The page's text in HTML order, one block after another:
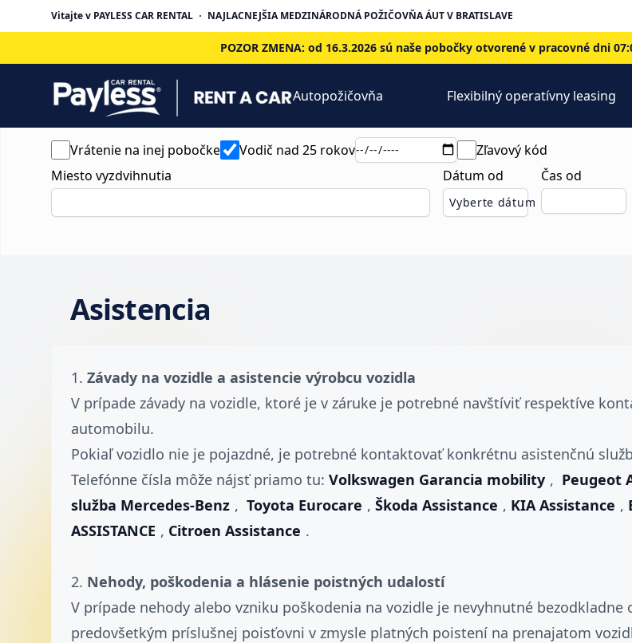
Vitajte v PAYLESS CAR RENTAL NAJLACNEJŠIA MEDZINÁRODNÁ POŽIČOVŇA ÁUT V BRATISLAVE
POZOR ZMENA: od 16.3.2026 sú naše pobočky otvorené v pracovné dni
Autopožičovňa Flexibilný operatívny leasing
Vrátenie na inej pobočke Vodič nad 25 rokov
Zľavový kód
Miesto vyzdvihnutia
Dátum od
Vyberte dátum
Čas od
Asistencia
1. Závady na vozidle a asistencie výrobcu vozidla
V prípade závady na vozidle, ktoré je v záruke je potrebné navštíviť respektíve
automobilu.
Pokiaľ vozidlo nie je pojazdné, je potrebné kontaktovať konkrétnu asistenčnú
Telefónne čísla môže nájsť priamo tu: Volkswagen Garancia mobility , Peugeot
služba Mercedes-Benz , Toyota Eurocare , Škoda Assistance , KIA Assistance ,
ASSISTANCE , Citroen Assistance .
2. Nehody, poškodenia a hlásenie poistných udalostí
V prípade nehody alebo vzniku poškodenia na vozidle je nevyhnutné
predovšetkým príslušnej poisťovni v zmysle platných poistení na prenajatom